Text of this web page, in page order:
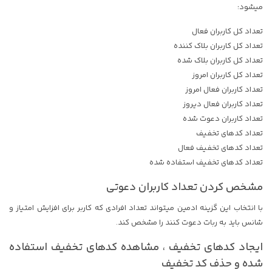
میشود:
تعداد کل کاربران فعال
تعداد کل کاربران بلاک کننده
تعداد کل کاربران بلاک شده
تعداد کل کاربران امروز
تعداد کاربران فعال امروز
تعداد کاربران فعال دیروز
تعداد کاربران دعوت شده
تعداد کدهای تخفیف
تعداد کدهای تخفیف فعال
تعداد کدهای تخفیف استفاده شده
مشخص کردن تعداد کاربران دعوتی
با انتخاب این گزینه ادمین میتواند تعداد افرادی که کاربر برای افزایش امتیاز و
شانس باید به ربات دعوت کنند را مشخص کند.
ایجاد کدهای تخفیف ، مشاهده کدهای تخفیف استفاده
شده و حذف کد تخفیف